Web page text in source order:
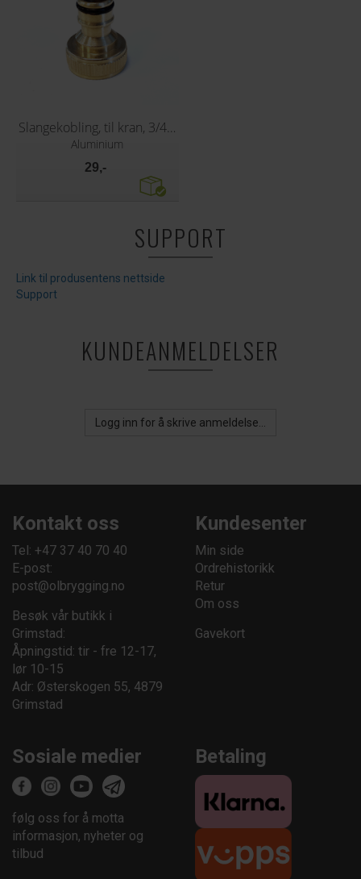
Slangekobling, til kran, 3/4" gjenger
Aluminium
29,-
SUPPORT
Link til produsentens nettside
Support
KUNDEANMELDELSER
Logg inn for å skrive anmeldelse...
Kontakt oss
Tel: +47 37 40 70 40
E-post:
post@olbrygging.no
Besøk vår butikk i
Grimstad:
Åpningstid: tir - fre 12-17,
lør 10-15
Adr: Østerskogen 55, 4879
Grimstad
Kundesenter
Min side
Ordrehistorikk
Retur
Om oss
Gavekort
Sosiale medier
følg oss for å motta
informasjon, nyheter og
tilbud
Betaling